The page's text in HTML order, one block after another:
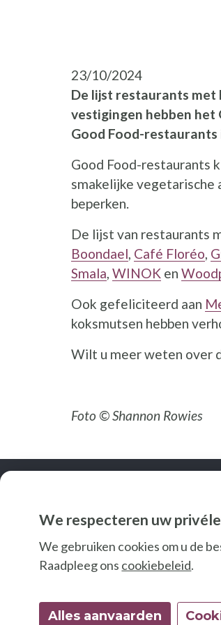
We respecteren uw
We gebruiken cookies om u de
Raadpleeg ons cookiebeleid.
Alles aanvaarden
23/10/2024
De lijst restaurants met
vestigingen hebben het
Good Food-restaurants
Good Food-restaurants
smakelijke
beperken.
De lijst van restaurants
Boondael, Café Floréo,
Smala, WINOK en
Ook gefeliciteerd aan
koksmutsen hebben
Wilt u meer weten over
Foto © Shannon Rowies